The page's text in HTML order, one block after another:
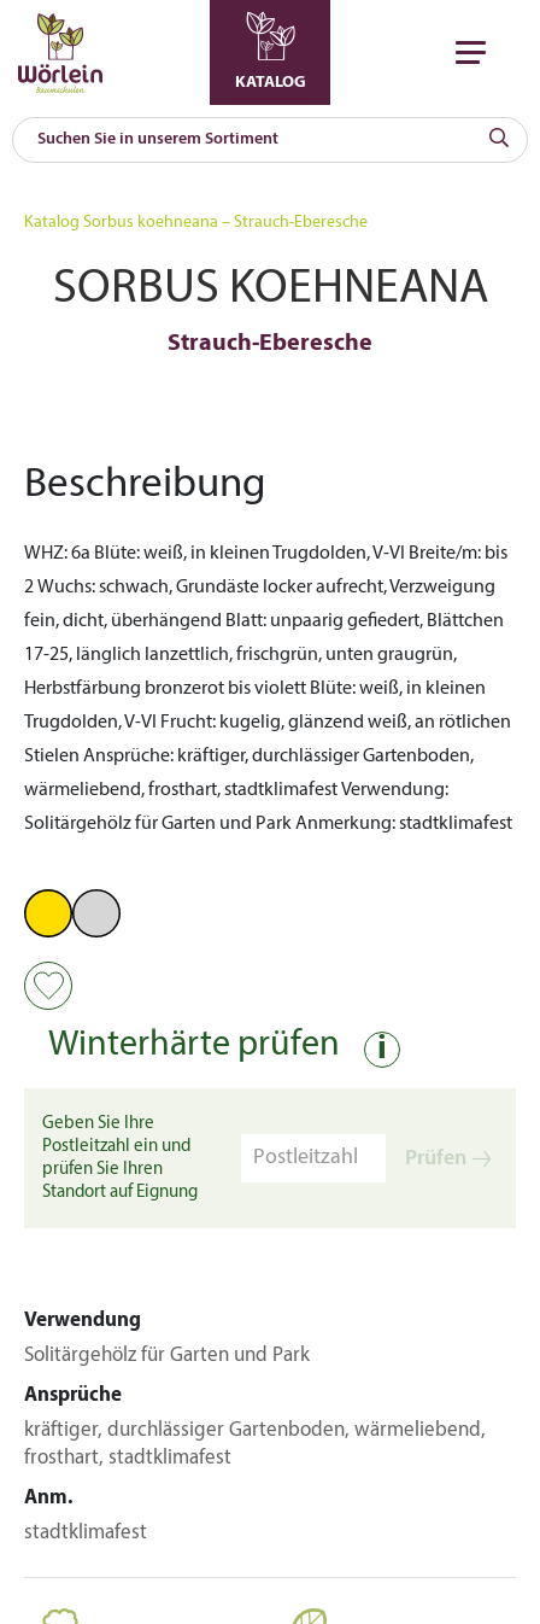
KATALOG
Katalog Sorbus koehneana – Strauch-Eberesche
SORBUS KOEHNEANA
Strauch-Eberesche
Beschreibung
WHZ:6a Blüte:weiß, in kleinen Trugdolden, V-VI Breite/m: bis
2Wuchs:schwach, Grundäste locker aufrecht, Verzweigung
fein, dicht, überhängend Blatt: unpaarig gefiedert, Blättchen
17-25, länglich lanzettlich, frischgrün, unten graugrün,
Herbstfärbung bronzerot bis violett Blüte:weiß, in kleinen
Trugdolden, V-VI Frucht: kugelig, glänzend weiß, an rötlichen
Stielen Ansprüche: kräftiger, durchlässiger Gartenboden,
wärmeliebend, frosthart, stadtklimafestVerwendung:
Solitärgehölz für Garten und ParkAnmerkung:stadtklimafest
Winterhärte prüfen i
Geben Sie Ihre
Postleitzahl ein und
prüfen Sie Ihren
Standort auf Eignung
Prüfen
Verwendung
Solitärgehölz für Garten und Park
Ansprüche
kräftiger, durchlässiger Gartenboden, wärmeliebend,
frosthart, stadtklimafest
Anm.
stadtklimafest